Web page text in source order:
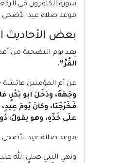
سورة الكافرون في
موعد صلاة عيد الأضحى 2024 في القنيطرة | المغرب.
بعض الأحاديث
يعد يوم التضحية من
القُرِّ“.
عن أم المؤمنين عائشة
وجْهَهُ، ودَخَلَ أبو بَكْرٍ،
فَخَرَجَتا، وكانَ يَومَ
علَى خَدِّهِ، وهو يقولُ:
موعد صلاة عيد الأضحى 2024 في القنيطرة | المغرب
ونهي النبي صلي الله